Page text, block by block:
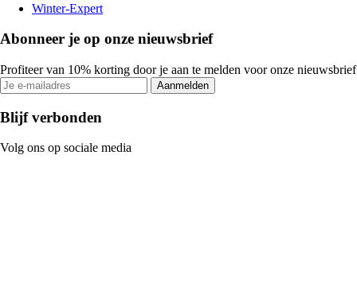
Winter-Expert
Abonneer je op onze nieuwsbrief
Profiteer van 10% korting door je aan te melden voor onze nieuwsbrief
Aanmelden
Blijf verbonden
Volg ons op sociale media